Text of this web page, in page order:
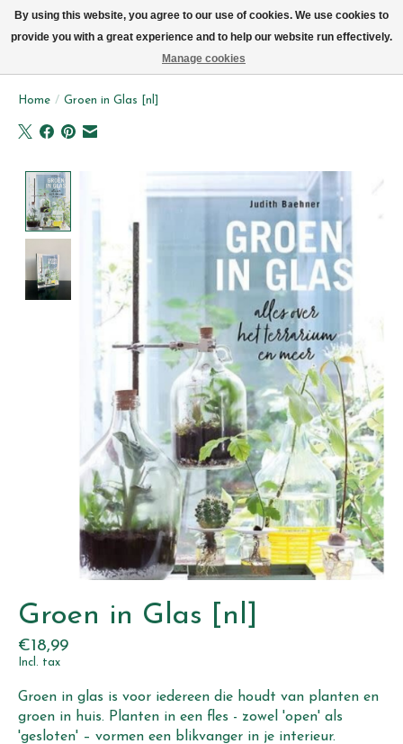
Home / Groen in Glas [nl]
Groen in Glas [nl]
€18,99
Incl. tax
Groen in glas is voor iedereen die houdt van planten en
groen in huis. Planten in een fles - zowel 'open' als
'gesloten' – vormen een blikvanger in je interieur.
By using this website, you agree to our use of cookies. We use cookies to
provide you with a great experience and to help our website run effectively.
Manage cookies